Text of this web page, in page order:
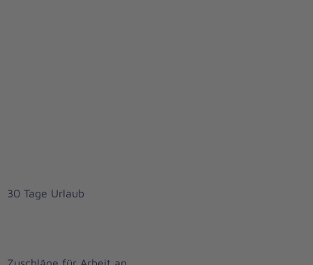
30 Tage Urlaub